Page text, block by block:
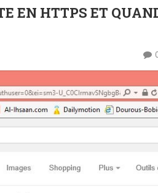
EN HTTPS ET